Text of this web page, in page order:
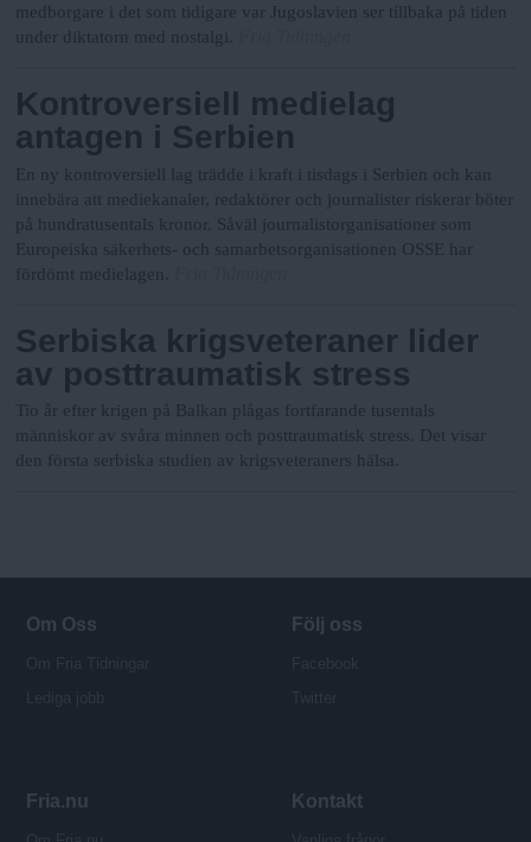
medborgare i det som tidigare var Jugoslavien ser tillbaka på tiden
under diktatorn med nostalgi.
Kontroversiell medielag
antagen i Serbien
En ny kontroversiell lag trädde i kraft i tisdags i Serbien och kan
innebära att mediekanaler, redaktörer och journalister riskerar böter
på hundratusentals kronor. Såväl journalistorganisationer som
Europeiska säkerhets- och samarbetsorganisationen OSSE har
fördömt medielagen.
Serbiska krigsveteraner lider
av posttraumatisk stress
Tio år efter krigen på Balkan plågas fortfarande tusentals
människor av svåra minnen och posttraumatisk stress. Det visar
den första serbiska studien av krigsveteraners hälsa.
Om Oss Följ oss
Fria.nu Kontakt